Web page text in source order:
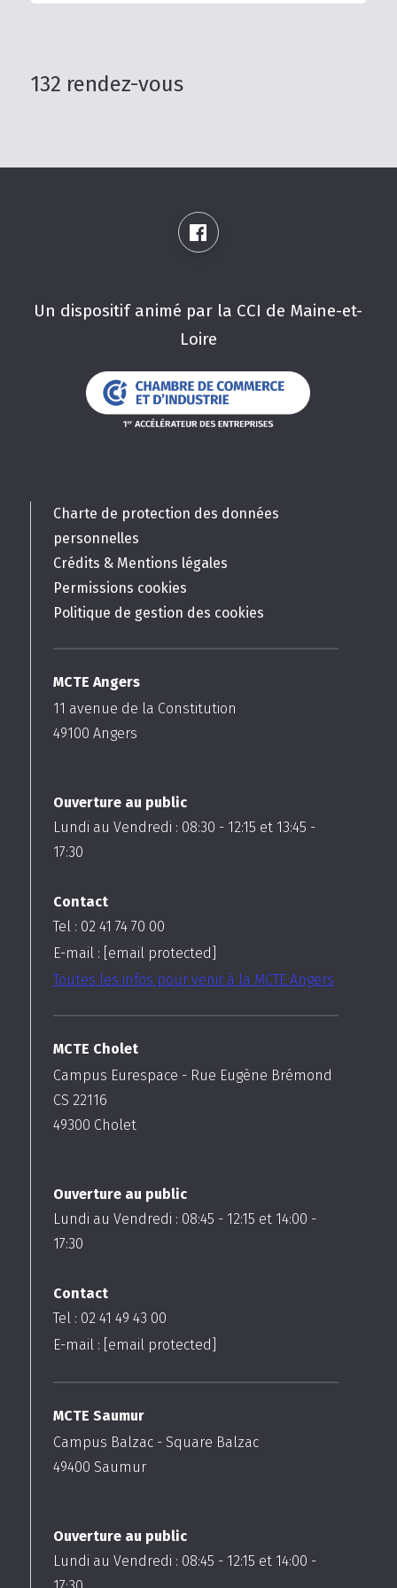
132 rendez-vous
Un dispositif animé par la CCI de Maine-et-
Loire
MCTE Angers
11 avenue de la Constitution
49100 Angers
Ouverture au public
Lundi au Vendredi : 08:30 - 12:15 et 13:45 -
17:30
Contact
Tel : 02 41 74 70 00
E-mail : [email protected]
Toutes les infos pour venir à la MCTE Angers
Charte de protection des données
personnelles
Crédits & Mentions légales
Permissions cookies
Politique de gestion des cookies
MCTE Cholet
Campus Eurespace - Rue Eugène Brémond
CS 22116
49300 Cholet
Ouverture au public
Lundi au Vendredi : 08:45 - 12:15 et 14:00 -
17:30
Contact
Tel : 02 41 49 43 00
E-mail : [email protected]
MCTE Saumur
Campus Balzac - Square Balzac
49400 Saumur
Ouverture au public
Lundi au Vendredi : 08:45 - 12:15 et 14:00 -